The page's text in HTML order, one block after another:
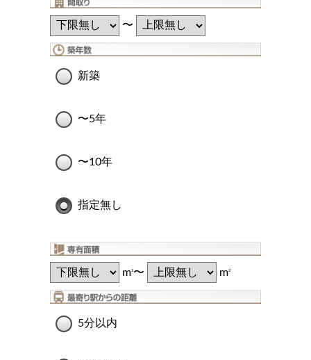
〜
新築
〜5年
〜10年
指定無し
m2〜 m2
5分以内